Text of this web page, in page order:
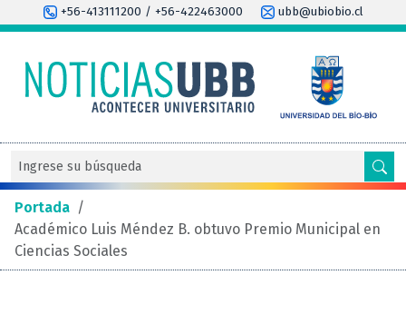
+56-413111200 / +56-422463000 ubb@ubiobio.cl
Portada /
Académico Luis Méndez B. obtuvo Premio Municipal en
Ciencias Sociales